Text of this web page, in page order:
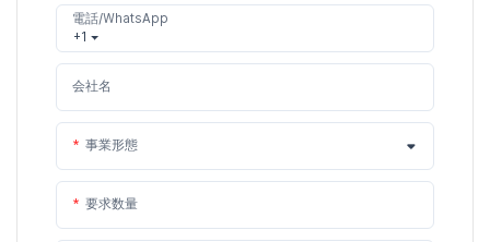
+1
電話/WhatsApp
会社名
事業形態
要求数量